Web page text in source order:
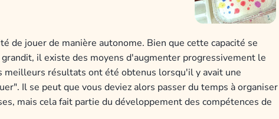
de jouer de manière autonome. Bien que cette capacité se
il existe des moyens d'augmenter progressivement le
meilleurs résultats ont été obtenus lorsqu'il y avait une
Il se peut que vous deviez alors passer du temps à organiser
mais cela fait partie du développement des compétences de